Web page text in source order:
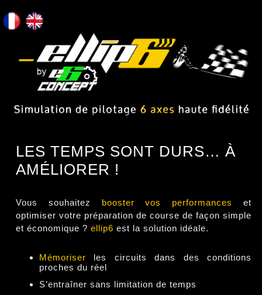
LES TEMPS SONT DURS… À
AMÉLIORER !
Vous souhaitez booster vos performances
et
optimiser votre préparation de course de façon simple
et économique ? ellip6 est la solution idéale.
Mémoriser les circuits dans des conditions
proches du réel
S’entraîner sans limitation de temps